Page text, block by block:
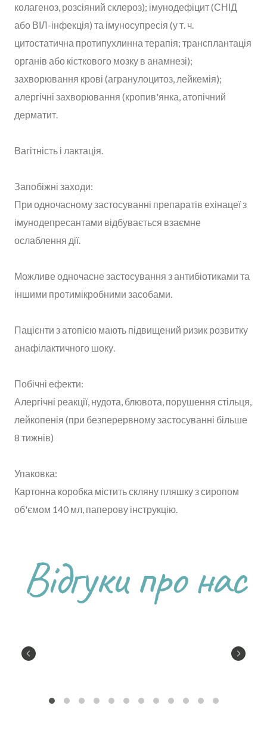
колагеноз, розсіяний склероз); імунодефіцит (СНІД
або ВІЛ-інфекція) та імуносупресія (у т. ч.
цитостатична протипухлинна терапія; трансплантація
органів або кісткового мозку в анамнезі);
захворювання крові (агранулоцитоз, лейкемія);
алергічні захворювання (кропив'янка, атопічний
дерматит.
Вагітність і лактація.
Запобіжні заходи:
При одночасному застосуванні препаратів ехінацеї з
імунодепресантами відбувається взаємне
ослаблення дії.
Можливе одночасне застосування з антибіотиками та
іншими протимікробними засобами.
Пацієнти з атопією мають підвищений ризик розвитку
анафілактичного шоку.
Побічні ефекти:
Алергічні реакції, нудота, блювота, порушення стільця,
лейкопенія (при безперервному застосуванні більше
8 тижнів)
Упаковка:
Картонна коробка містить скляну пляшку з сиропом
об'ємом 140 мл, паперову інструкцію.
Відгуки про нас